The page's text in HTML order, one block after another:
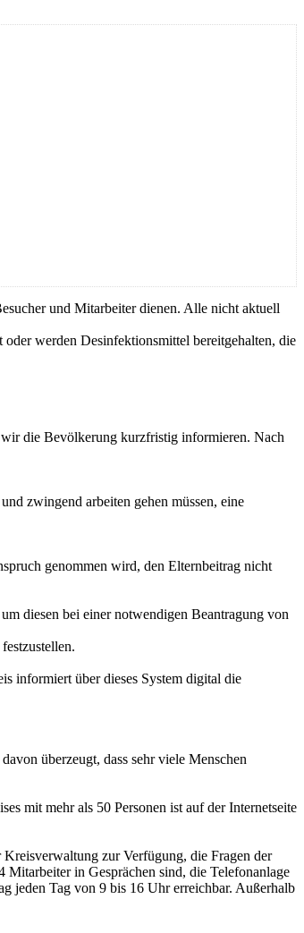
und Mitarbeiter dienen. Alle nicht aktuell
werden Desinfektionsmittel bereitgehalten, die
die Bevölkerung kurzfristig informieren. Nach
zwingend arbeiten gehen müssen, eine
genommen wird, den Elternbeitrag nicht
diesen bei einer notwendigen Beantragung von
informiert über dieses System digital die
überzeugt, dass sehr viele Menschen
mit mehr als 50 Personen ist auf der Internetseite
zur Verfügung, die Fragen der
in Gesprächen sind, die Telefonanlage
jeden Tag von 9 bis 16 Uhr erreichbar. Außerhalb